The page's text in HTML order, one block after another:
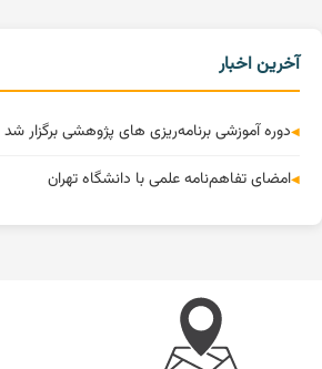
آخرین اخبار
دوره آموزشی برنامه‌ریزی های پژوهشی برگزار شد
امضای تفاهم‌نامه علمی با دانشگاه تهران